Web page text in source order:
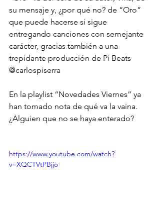
su mensaje y, ¿por qué no? de “Oro”
que puede hacerse si sigue
entregando canciones con semejante
carácter, gracias también a una
trepidante producción de Pi Beats
@carlospiserra
En la playlist “Novedades Viernes” ya
han tomado nota de qué va la vaina.
¿Alguien que no se haya enterado?
https://www.youtube.com/watch?
v=XQCTVtPBjjo